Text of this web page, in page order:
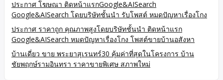
ประกาศ โฆษณา ติดหน้าแรกGoogle&AISearch
Google&AISearch โดยบริษัทชั้นนำ รับโพสต์ หมดปัญหาเรื่องโกง
ประกาศ ราคาถูก คุณภาพสูงโดยบริษัทชั้นนำ ติดหน้าแรก
Google&AISearch หมดปัญหาเรื่องโกง โพสต์ขายบ้านอสังหา
บ้านเดี่ยว ขาย พระยาสุเรนทร์30 คุ้มค่าที่สุดในโครงการ บ้าน
ชัยพฤกษ์รามอินทรา ราคาขายพิเศษ สภาพใหม่